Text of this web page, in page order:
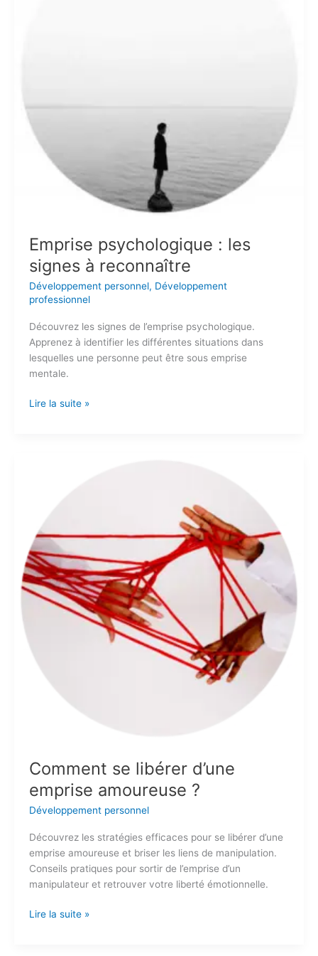
Emprise psychologique : les
signes à reconnaître
Développement personnel, Développement
professionnel
Découvrez les signes de l’emprise psychologique.
Apprenez à identifier les différentes situations dans
lesquelles une personne peut être sous emprise
mentale.
Lire la suite »
Comment se libérer d’une
emprise amoureuse ?
Développement personnel
Découvrez les stratégies efficaces pour se libérer d’une
emprise amoureuse et briser les liens de manipulation.
Conseils pratiques pour sortir de l’emprise d’un
manipulateur et retrouver votre liberté émotionnelle.
emprise
amoureuse
?
Lire la suite »